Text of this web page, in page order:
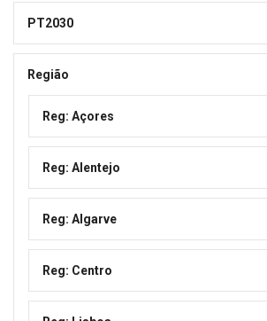
PT2030
Região
Reg: Açores
Reg: Alentejo
Reg: Algarve
Reg: Centro